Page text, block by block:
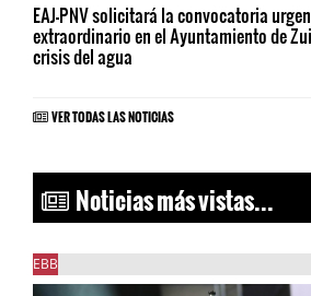
EAJ-PNV solicitará la convocatoria
extraordinario en el Ayuntamiento de
crisis del agua
VER TODAS LAS NOTICIAS
Noticias más vistas...
EBB